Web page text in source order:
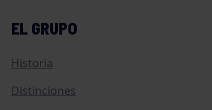
EL GRUPO
Historia
Distinciones